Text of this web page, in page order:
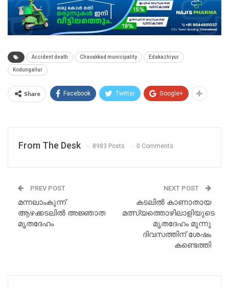
Accident death Chavakkad municipality Edakazhiyur
Kodungallur
Share Facebook Twitter Google+
From The Desk 8983 Posts 0 Comments
PREV POST
മന്നലാംകുന്ന്
ആഴക്കടലിൽ അജ്ഞാത
മൃതദേഹം
NEXT POST
കടലിൽ കാണാതായ
മത്സ്യത്തൊഴിലാളിയുടെ
മൃതദേഹം മൂന്നു
ദിവസത്തിന് ശേഷം
കണ്ടെത്തി